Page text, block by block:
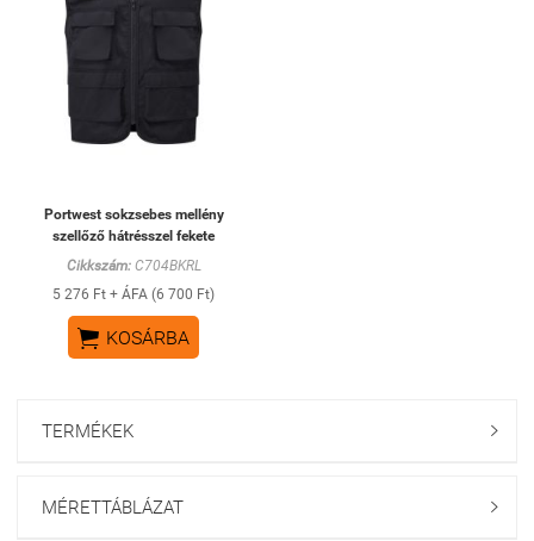
Portwest sokzsebes mellény
szellőző hátrésszel fekete
Cikkszám:C704BKRL
5 276 Ft + ÁFA (6 700 Ft)
 KOSÁRBA
TERMÉKEK 
MÉRETTÁBLÁZAT 